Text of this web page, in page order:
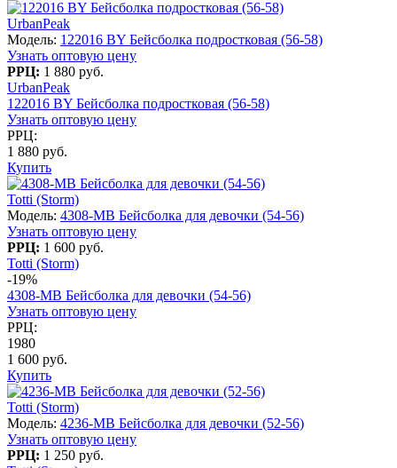
UrbanPeak
Модель: 122016 BY Бейсболка подростковая (56-58)
Узнать оптовую цену
РРЦ: 1 880 руб.
UrbanPeak
122016 BY Бейсболка подростковая (56-58)
Узнать оптовую цену
РРЦ:
1 880 руб.
Купить
Totti (Storm)
Модель: 4308-MB Бейсболка для девочки (54-56)
Узнать оптовую цену
РРЦ: 1 600 руб.
Totti (Storm)
-19%
4308-MB Бейсболка для девочки (54-56)
Узнать оптовую цену
РРЦ:
1980
1 600 руб.
Купить
Totti (Storm)
Модель: 4236-МВ Бейсболка для девочки (52-56)
Узнать оптовую цену
РРЦ: 1 250 руб.